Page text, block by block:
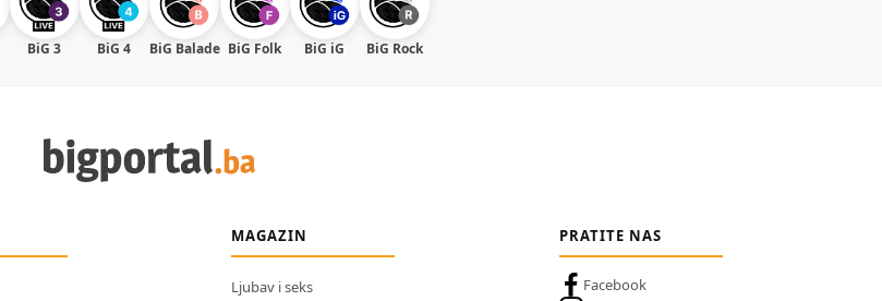
BiG 3 BiG 4 BiG Balade BiG Folk BiG iG BiG Rock
MAGAZIN
Ljubav i seks
PRATITE NAS
Facebook